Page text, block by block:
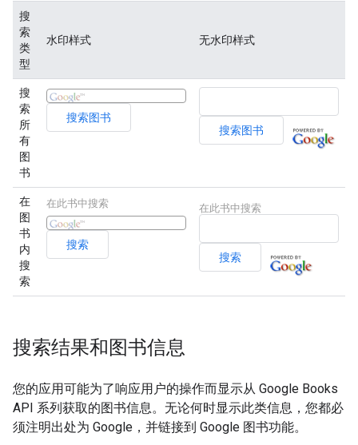
搜
索
类
型
水印样式 无水印样式
搜
索
所
有
图
书
在
图
书
内
搜
索
在此书中搜索 在此书中搜索
搜索结果和图书信息
您的应用可能为了响应用户的操作而显示从 Google Books
API 系列获取的图书信息。无论何时显示此类信息，您都必
须注明出处为 Google，并链接到 Google 图书功能。